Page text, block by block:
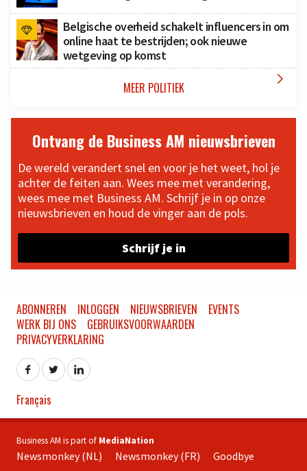
Belgische overheid schakelt influencers in om
online haat te bestrijden; ook nieuwe
wetgeving op komst
MEER POLITIEK 
Ontvang de Business AM nieuwsbrieven
De wereld verandert snel en voor je het weet, hol je
achter de feiten aan. Wees mee met verandering,
wees mee met Business AM. Schrijf je in op onze
nieuwsbrieven en houd de vinger aan de pols.
Schrijf je in
ABONNEREN INLOGGEN NIEUWSBRIEVEN
EVENTS
WERK BIJ ONS
GEBRUIKSVOORWAARDEN
PRIVACYVERKLARING
Français
Business AM is part of MediaNation
Newsmonkey (NL) Newsmonkey (FR) Goodbye